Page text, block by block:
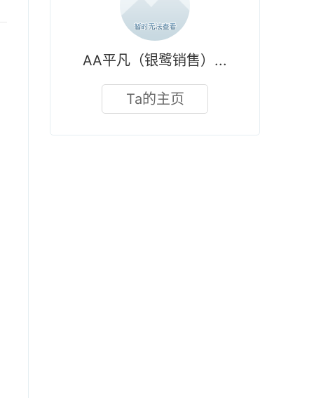
AA平凡（银鹭销售）...
Ta的主页